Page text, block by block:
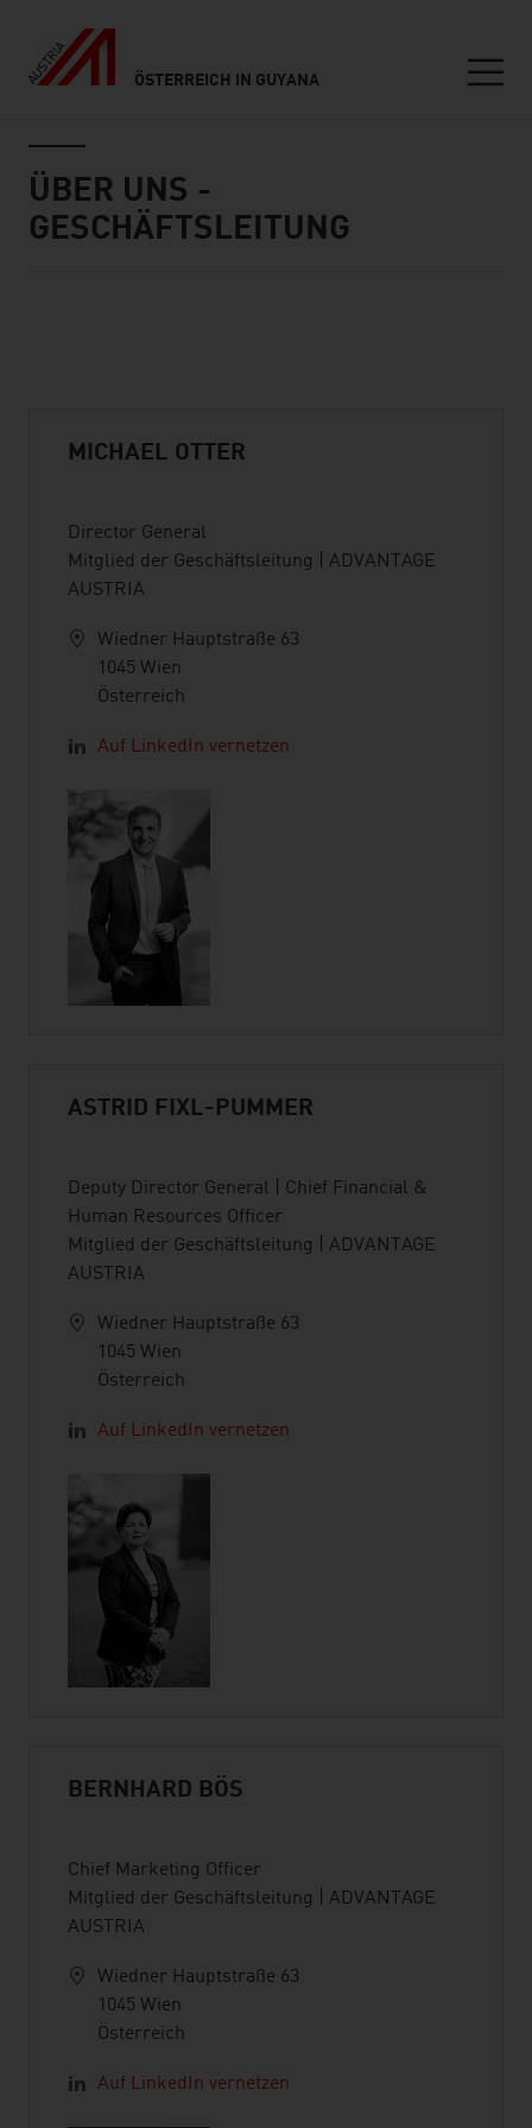
ÖSTERREICH IN GUYANA
ÜBER UNS -
GESCHÄFTSLEITUNG
MICHAEL OTTER
Director General
Mitglied der Geschäftsleitung | ADVANTAGE
AUSTRIA
Wiedner Hauptstraße 63
1045 Wien
Österreich
Auf LinkedIn vernetzen
ASTRID FIXL-PUMMER
Deputy Director General | Chief Financial &
Human Resources Officer
Mitglied der Geschäftsleitung | ADVANTAGE
AUSTRIA
Wiedner Hauptstraße 63
1045 Wien
Österreich
Auf LinkedIn vernetzen
BERNHARD BÖS
Chief Marketing Officer
Mitglied der Geschäftsleitung | ADVANTAGE
AUSTRIA
Wiedner Hauptstraße 63
1045 Wien
Österreich
Auf LinkedIn vernetzen